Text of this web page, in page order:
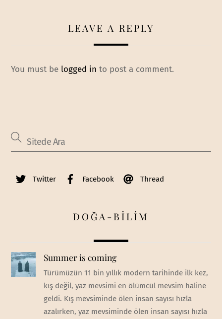
LEAVE A REPLY
You must be logged in to post a comment.
Twitter Facebook Thread
DOĞA-BİLİM
Summer is coming
Türümüzün 11 bin yıllık modern tarihinde ilk kez,
kış değil, yaz mevsimi en ölümcül mevsim haline
geldi. Kış mevsiminde ölen insan sayısı hızla
azalırken, yaz mevsiminde ölen insan sayısı hızla